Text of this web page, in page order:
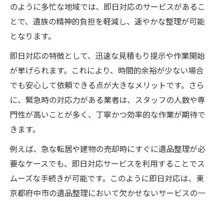
のように多忙な地域では、即日対応のサービスがあるこ
とで、遺族の精神的負担を軽減し、速やかな整理が可能
となります。
即日対応の特徴として、迅速な見積もり提示や作業開始
が挙げられます。これにより、時間的余裕が少ない場合
でも安心して依頼できる点が大きなメリットです。さら
に、緊急時の対応力がある業者は、スタッフの人数や専
門性が高いことが多く、丁寧かつ効率的な作業が期待で
きます。
例えば、急な転居や建物の売却時にすぐに遺品整理が必
要なケースでも、即日対応サービスを利用することでス
ムーズな手続きが可能です。このように即日対応は、東
京都府中市の遺品整理において欠かせないサービスの一